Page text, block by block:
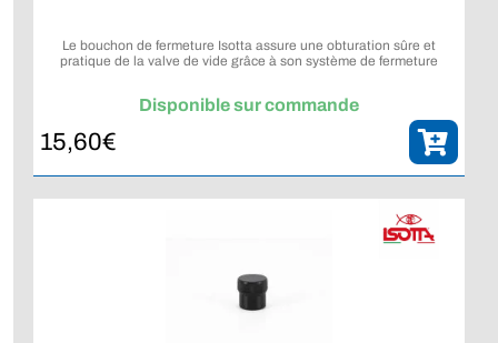
Le bouchon de fermeture Isotta assure une obturation sûre et
pratique de la valve de vide grâce à son système de fermeture
Disponible sur commande
15,60€